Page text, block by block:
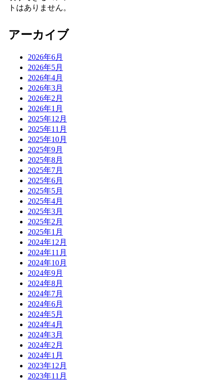
トはありません。
アーカイブ
2026年6月
2026年5月
2026年4月
2026年3月
2026年2月
2026年1月
2025年12月
2025年11月
2025年10月
2025年9月
2025年8月
2025年7月
2025年6月
2025年5月
2025年4月
2025年3月
2025年2月
2025年1月
2024年12月
2024年11月
2024年10月
2024年9月
2024年8月
2024年7月
2024年6月
2024年5月
2024年4月
2024年3月
2024年2月
2024年1月
2023年12月
2023年11月